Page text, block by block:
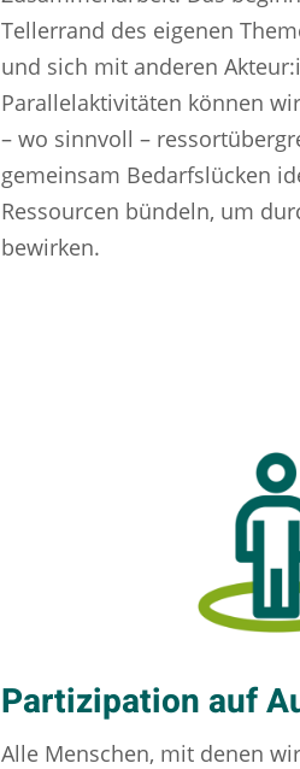
Tellerrand des eigenen
und sich mit anderen
Parallelaktivitäten können
– wo sinnvoll –
gemeinsam Bedarfslücken
Ressourcen bündeln, um
bewirken.
Partizipation auf
Alle Menschen, mit denen